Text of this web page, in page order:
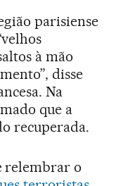
parisiense
à mão
disse
Na
que a
recuperada.
relembrar o